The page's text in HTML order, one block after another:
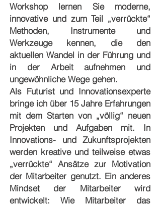
Workshop lernen Sie moderne,
innovative und zum Teil „verrückte“
Methoden, Instrumente und
Werkzeuge kennen, die den
aktuellen Wandel in der Führung und
in der Arbeit aufnehmen und
ungewöhnliche Wege gehen.
Als Futurist und Innovationsexperte
bringe ich über 15 Jahre Erfahrungen
mit dem Starten von „völlig“ neuen
Projekten und Aufgaben mit. In
Innovations- und Zukunftsprojekten
werden kreative und teilweise etwas
„verrückte“ Ansätze zur Motivation
der Mitarbeiter genutzt. Ein anderes
Mindset der Mitarbeiter wird
entwickelt: Wie Mitarbeiter das